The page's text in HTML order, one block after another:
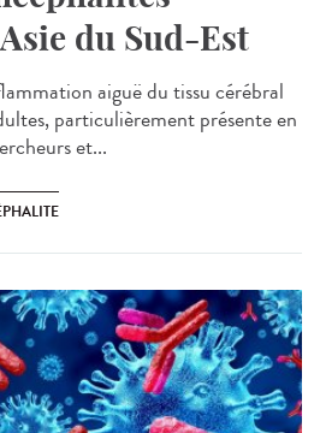
du Sud-Est
aiguë du tissu cérébral
particulièrement présente en
et...